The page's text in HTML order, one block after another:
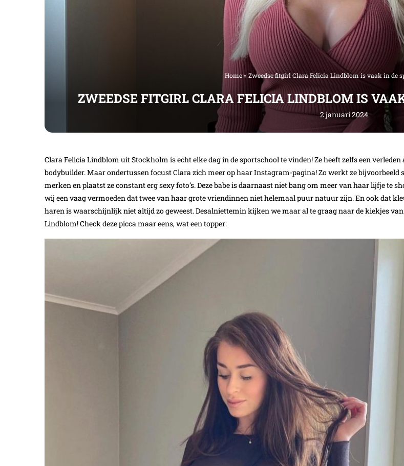
Home» Zweedse fitgirl Clara Felicia Lindblom is vaak in de
ZWEEDSE FITGIRL CLARA FELICIA LINDBLOM IS
2 januari 2024
Clara Felicia Lindblom uit Stockholm is echt elke dag in de sportschool te vinden! Ze heeft zelfs een verleden
bodybuilder. Maar ondertussen focust Clara zich meer op haar Instagram-pagina! Zo werkt ze bijvoorbeeld
merken en plaatst ze constant erg sexy foto’s. Deze babe is daarnaast niet bang om meer van haar lijfje te
wij een vaag vermoeden dat twee van haar grote vriendinnen niet helemaal puur natuur zijn. En ook dat
haren is waarschijnlijk niet altijd zo geweest. Desalniettemin kijken we maar al te graag naar de kiekjes
Lindblom! Check deze picca maar eens, wat een topper: